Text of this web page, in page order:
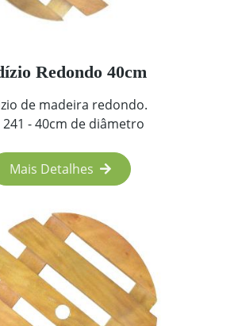
Redondo 40cm
de madeira redondo.
241 - 40cm de diâmetro
Mais Detalhes